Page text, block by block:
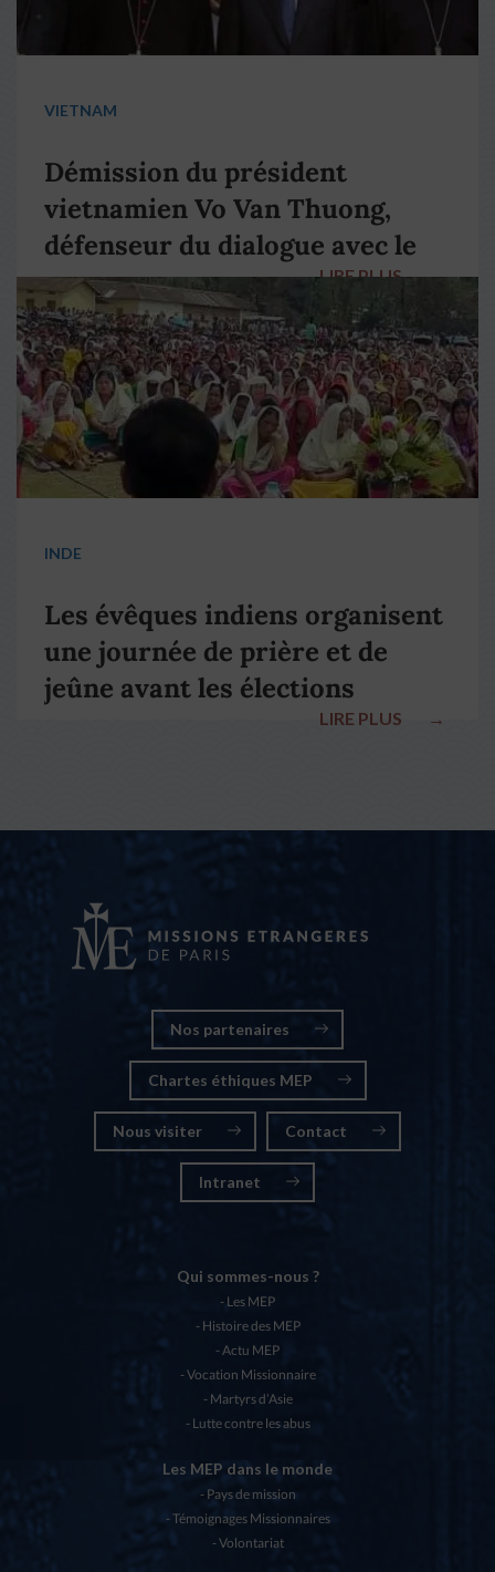
VIETNAM
Démission du président
vietnamien Vo Van Thuong,
défenseur du dialogue avec le
pape François
LIRE PLUS →
INDE
Les évêques indiens organisent
une journée de prière et de
jeûne avant les élections
LIRE PLUS →
Nos partenaires
Chartes éthiques MEP
Nous visiter Contact
Intranet
Qui sommes-nous ?
Les MEP
Histoire des MEP
Actu MEP
Vocation Missionnaire
Martyrs d’Asie
Lutte contre les abus
Les MEP dans le monde
Pays de mission
Témoignages Missionnaires
Volontariat